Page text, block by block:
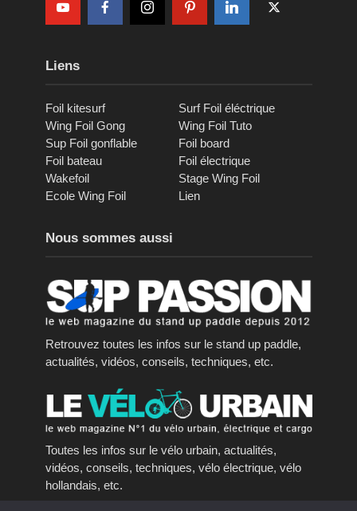
Liens
Foil kitesurf
Surf Foil éléctrique
Wing Foil Gong
Wing Foil Tuto
Sup Foil gonflable
Foil board
Foil bateau
Foil électrique
Wakefoil
Stage Wing Foil
Ecole Wing Foil
Lien
Nous sommes aussi
Retrouvez toutes les infos sur le stand up paddle,
actualités, vidéos, conseils, techniques, etc.
Toutes les infos sur le vélo urbain, actualités,
vidéos, conseils, techniques, vélo électrique, vélo
hollandais, etc.